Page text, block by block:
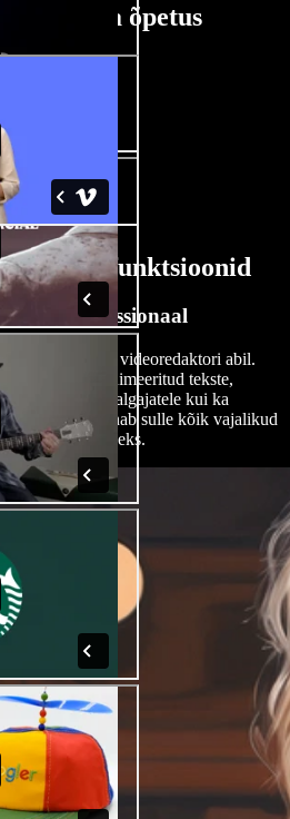
looja õpetus
looja funktsioonid
nagu professionaal
meie lihtsa videoredaktori abil.
subtiitreid, animeeritud tekste,
Sobib nii algajatele kui ka
Studio annab sulle kõik vajalikud
loomiseks.